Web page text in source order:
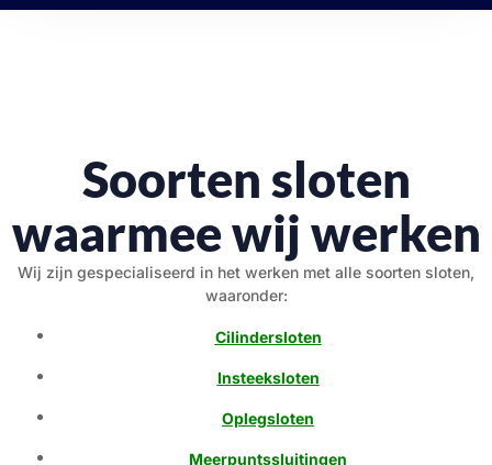
Soorten sloten
waarmee wij werken
Wij zijn gespecialiseerd in het werken met alle soorten sloten,
waaronder:
Cilindersloten
Insteeksloten
Oplegsloten
Meerpuntssluitingen